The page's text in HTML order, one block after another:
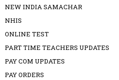
NEW INDIA SAMACHAR
NHIS
ONLINE TEST
PART TIME TEACHERS UPDATES
PAY COM UPDATES
PAY ORDERS